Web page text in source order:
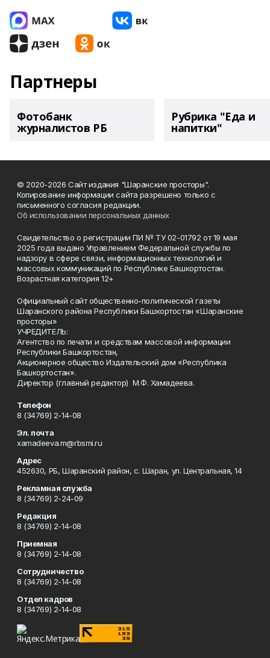
Партнеры
Фотобанк
журналистов РБ
Рубрика "Еда и
напитки"
© 2020-2026 Сайт издания "Шаранские просторы".
Копирование информации сайта разрешено только с
письменного согласия редакции.
Об использовании персональных данных
Свидетельство о регистрации ПИ № ТУ 02-01792 от 19 мая
2025 года выдано Управлением Федеральной службы по
надзору в сфере связи, информационных технологий и
массовых коммуникаций по Республике Башкортостан.
Возрастная категория 12+
Официальный сайт общественно-политической газеты
Шаранского района Республики Башкортостан «Шаранские
просторы»
УЧРЕДИТЕЛЬ:
Агентство по печати и средствам массовой информации
Республики Башкортостан,
Акционерное общество Издательский дом «Республика
Башкортостан».
Директор (главный редактор) М.Ф. Хамадеева.
Телефон
8 (34769) 2-14-08
Эл. почта
xamadeeva.m@rbsmi.ru
Адрес
452630, РБ, Шаранский район, с. Шаран, ул. Центральная, 14
Рекламная служба
8 (34769) 2-24-09
Редакция
8 (34769) 2-14-08
Приемная
8 (34769) 2-14-08
Сотрудничество
8 (34769) 2-14-08
Отдел кадров
8 (34769) 2-14-08